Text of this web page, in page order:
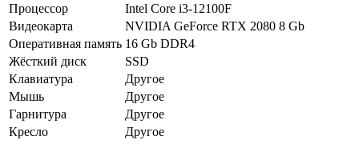
Процессор
Intel Core i3-12100F
Видеокарта
NVIDIA GeForce RTX 2080 8 Gb
Оперативная память 16 Gb DDR4
Жёсткий диск
SSD
Клавиатура
Другое
Мышь
Другое
Гарнитура
Другое
Кресло
Другое